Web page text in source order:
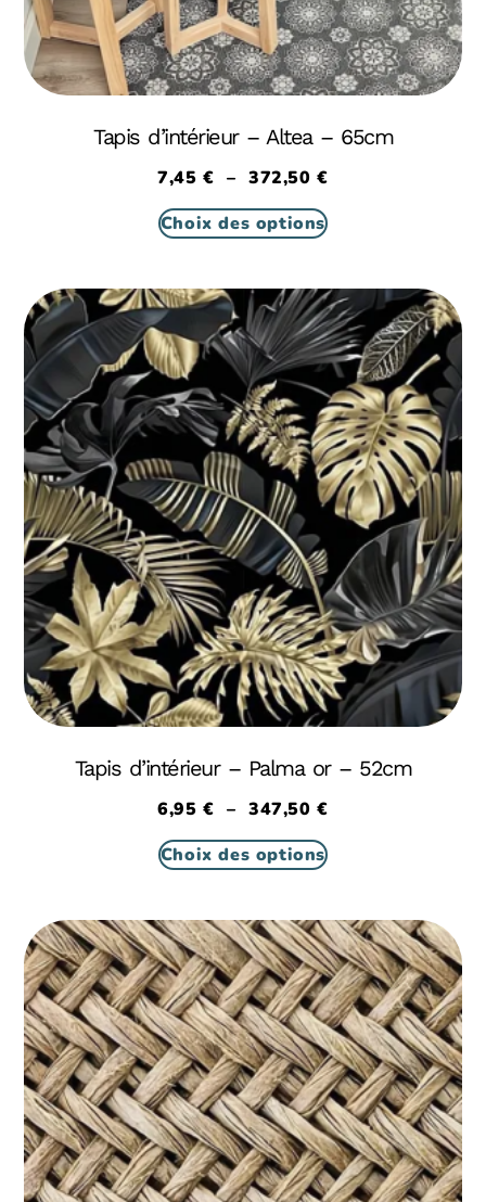
Tapis d’intérieur – Altea – 65cm
7,45€ – 372,50€
Choix des options
Tapis d’intérieur – Palma or – 52cm
6,95€ – 347,50€
Choix des options